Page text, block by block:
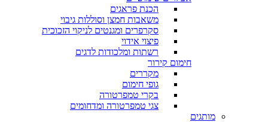
הכנת פראגים
משאבות חמצן וסוללות גיבוי
סקרפרים ומגנטים לניקוי הזכוכית
פיצוי אידוי
רשתות ומלכודות לדגים
חימום קירור
מקררים
גופי חימום
בקרי טמפרטורה
צגי טמפרטורה ומדחומים
מותגים